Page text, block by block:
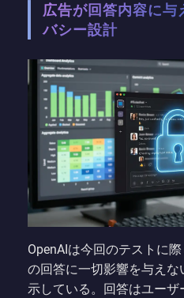
広告が回答内容に与
バシー設計
OpenAIは今回のテストに
の回答に一切影響を与え
示している。回答はユー